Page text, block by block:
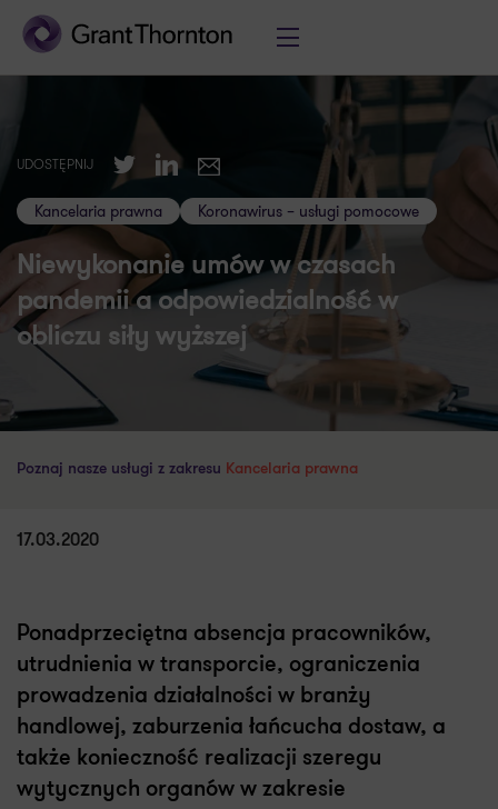
UDOSTĘPNIJ TwitterLinkedIn
E-mail
Kancelaria prawna Koronawirus – usługi pomocowe
Niewykonanie umów w czasach
pandemii a odpowiedzialność w
obliczu siły wyższej
Poznaj nasze usługi z zakresu Kancelaria prawna
17.03.2020
Ponadprzeciętna absencja pracowników,
utrudnienia w transporcie, ograniczenia
prowadzenia działalności w branży
handlowej, zaburzenia łańcucha dostaw, a
także konieczność realizacji szeregu
wytycznych organów w zakresie